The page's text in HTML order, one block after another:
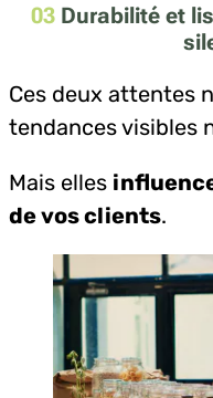
03 Durabilité et
Ces deux attentes
tendances visibles
Mais elles
de vos clients.